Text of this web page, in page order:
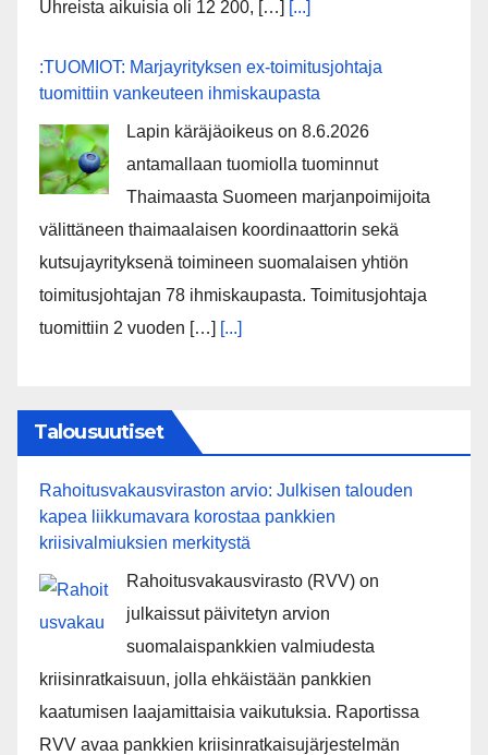
Uhreista aikuisia oli 12 200, […] [...]
:TUOMIOT: Marjayrityksen ex-toimitusjohtaja
tuomittiin vankeuteen ihmiskaupasta
Lapin käräjäoikeus on 8.6.2026
antamallaan tuomiolla tuominnut
Thaimaasta Suomeen marjanpoimijoita
välittäneen thaimaalaisen koordinaattorin sekä
kutsujayrityksenä toimineen suomalaisen yhtiön
toimitusjohtajan 78 ihmiskaupasta. Toimitusjohtaja
tuomittiin 2 vuoden […] [...]
Talousuutiset
Rahoitusvakausviraston arvio: Julkisen talouden
kapea liikkumavara korostaa pankkien
kriisivalmiuksien merkitystä
Rahoitusvakausvirasto (RVV) on
julkaissut päivitetyn arvion
suomalaispankkien valmiudesta
kriisinratkaisuun, jolla ehkäistään pankkien
kaatumisen laajamittaisia vaikutuksia. Raportissa
RVV avaa pankkien kriisinratkaisujärjestelmän